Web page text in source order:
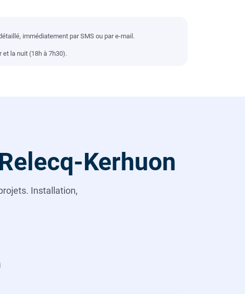
immédiatement par SMS ou par e-mail.
et la nuit (18h à 7h30).
Kerhuon
Installation,